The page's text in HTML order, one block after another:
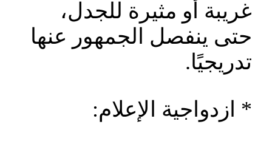
غريبة أو مثيرة للجدل،
حتى ينفصل الجمهور عنها
تدريجيًا.
* ازدواجية الإعلام: